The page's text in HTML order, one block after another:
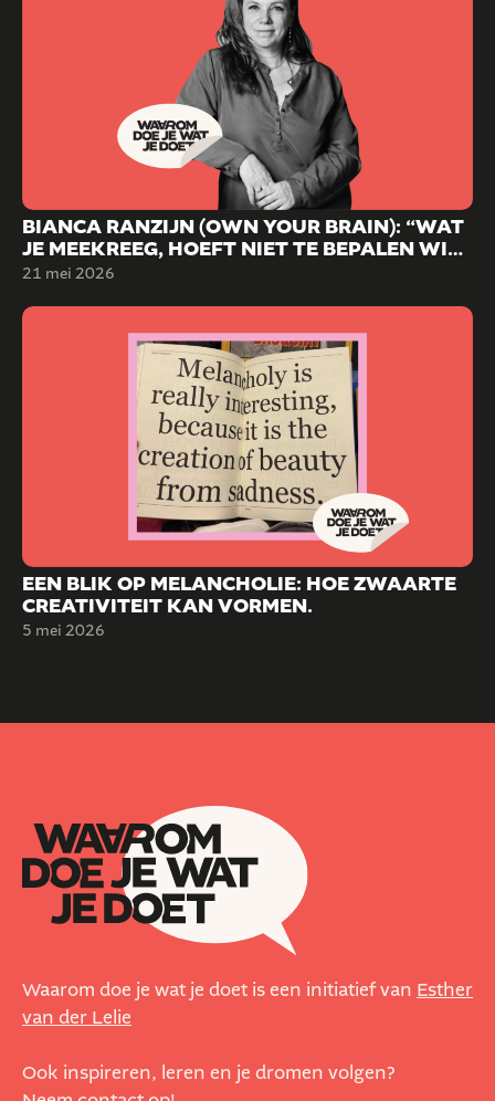
BIANCA RANZIJN (OWN YOUR BRAIN): “WAT
JE MEEKREEG, HOEFT NIET TE BEPALEN WIE
JE WORDT.”
21 mei 2026
EEN BLIK OP MELANCHOLIE: HOE ZWAARTE
CREATIVITEIT KAN VORMEN.
5 mei 2026
Waarom doe je wat je doet is een initiatief van Esther
van der Lelie
Ook inspireren, leren en je dromen volgen?